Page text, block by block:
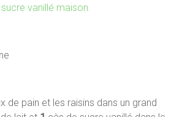
sucre vanillé maison.
de pain et les raisins dans un grand